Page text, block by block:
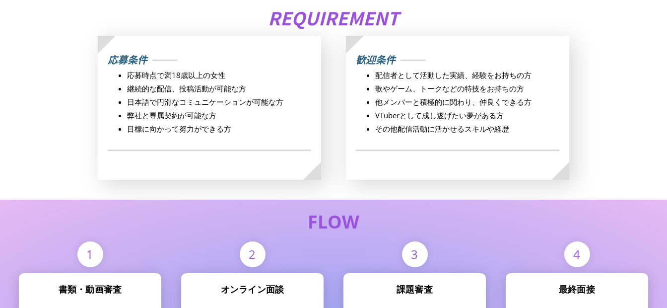
REQUIREMENT
応募条件
応募時点で満18歳以上の女性
継続的な配信、投稿活動が可能な方
日本語で円滑なコミュニケーションが可能な方
弊社と専属契約が可能な方
目標に向かって努力ができる方
歓迎条件
配信者として活動した実績、経験をお持ちの方
歌やゲーム、トークなどの特技をお持ちの方
他メンバーと積極的に関わり、仲良くできる方
VTuberとして成し遂げたい夢がある方
その他配信活動に活かせるスキルや経歴
FLOW
書類・動画審査
1
オンライン面談
2
課題審査
3
最終面接
4